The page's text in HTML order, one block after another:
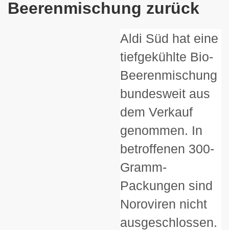
Beerenmischung zurück
Aldi Süd hat eine
tiefgekühlte Bio-
Beerenmischung
bundesweit aus
dem Verkauf
genommen. In
betroffenen 300-
Gramm-
Packungen sind
Noroviren nicht
ausgeschlossen.